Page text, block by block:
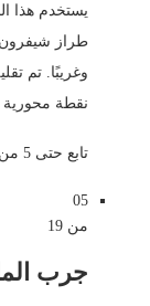
طراز شيفرون
وغريبًا. تم
نقطة محورية
تابع حتى 5 من 19 أدناه.
05
من 19
جرب